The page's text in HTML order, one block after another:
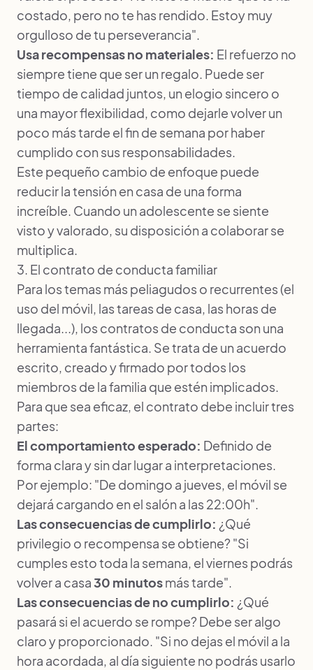
costado, pero no te has rendido. Estoy muy
orgulloso de tu perseverancia".
Usa recompensas no materiales: El refuerzo no
siempre tiene que ser un regalo. Puede ser
tiempo de calidad juntos, un elogio sincero o
una mayor flexibilidad, como dejarle volver un
poco más tarde el fin de semana por haber
cumplido con sus responsabilidades.
Este pequeño cambio de enfoque puede
reducir la tensión en casa de una forma
increíble. Cuando un adolescente se siente
visto y valorado, su disposición a colaborar se
multiplica.
3. El contrato de conducta familiar
Para los temas más peliagudos o recurrentes (el
uso del móvil, las tareas de casa, las horas de
llegada...), los contratos de conducta son una
herramienta fantástica. Se trata de un acuerdo
escrito, creado y firmado por todos los
miembros de la familia que estén implicados.
Para que sea eficaz, el contrato debe incluir tres
partes:
El comportamiento esperado: Definido de
forma clara y sin dar lugar a interpretaciones.
Por ejemplo: "De domingo a jueves, el móvil se
dejará cargando en el salón a las 22:00h".
Las consecuencias de cumplirlo: ¿Qué
privilegio o recompensa se obtiene? "Si
cumples esto toda la semana, el viernes podrás
volver a casa30 minutosmás tarde".
Las consecuencias de no cumplirlo: ¿Qué
pasará si el acuerdo se rompe? Debe ser algo
claro y proporcionado. "Si no dejas el móvil a la
hora acordada, al día siguiente no podrás usarlo